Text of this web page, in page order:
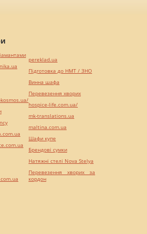
pereklad.ua
Підготовка до НМТ / ЗНО
Винна шафа
Перевезення хворих
hospice-life.com.ua/
mk-translations.ua
maltina.com.ua
Шафи купе
Брендові сумки
Натяжні стелі Nova Stelya
Перевезення хворих за
кордон